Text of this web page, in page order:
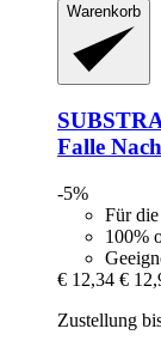
Warenkorb
Falle
-5%
Für die
100%
€ 12,34 €
Zustellung